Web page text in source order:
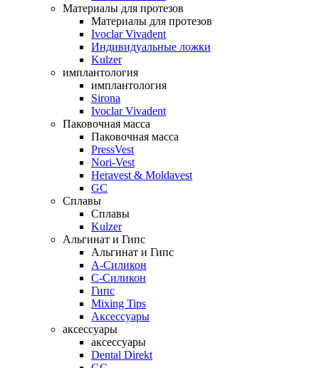
Материалы для протезов
Материалы для протезов
Ivoclar Vivadent
Индивидуальные ложки
Kulzer
имплантология
имплантология
Sirona
Ivoclar Vivadent
Паковочная масса
Паковочная масса
PressVest
Nori-Vest
Heravest & Moldavest
GC
Сплавы
Сплавы
Kulzer
Альгинат и Гипс
Альгинат и Гипс
A-Силикон
C-Силикон
Гипс
Mixing Tips
Аксессуары
аксессуары
аксессуары
Dental Direkt